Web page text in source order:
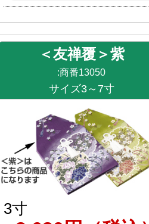
＜友禅覆＞紫
:商番13050
サイズ3～7寸
3寸